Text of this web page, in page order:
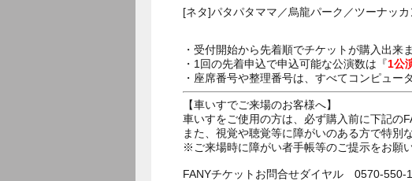
[ネタ]パタパタママ／烏龍パーク／ツーナッ
・受付開始から先着順でチケットが購入出来
・1回の先着申込で申込可能な公演数は『1公
・座席番号や整理番号は、すべてコンピュー
【車いすでご来場のお客様へ】
車いすをご使用の方は、必ず購入前に下記の
また、視覚や聴覚等に障がいのある方で特別
※ご来場時に障がい者手帳等のご提示をお願
FANYチケットお問合せダイヤル 0570-550-